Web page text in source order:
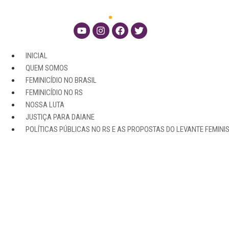
INICIAL
QUEM SOMOS
FEMINICÍDIO NO BRASIL
FEMINICÍDIO NO RS
NOSSA LUTA
JUSTIÇA PARA DAIANE
POLÍTICAS PÚBLICAS NO RS E AS PROPOSTAS DO LEVANTE